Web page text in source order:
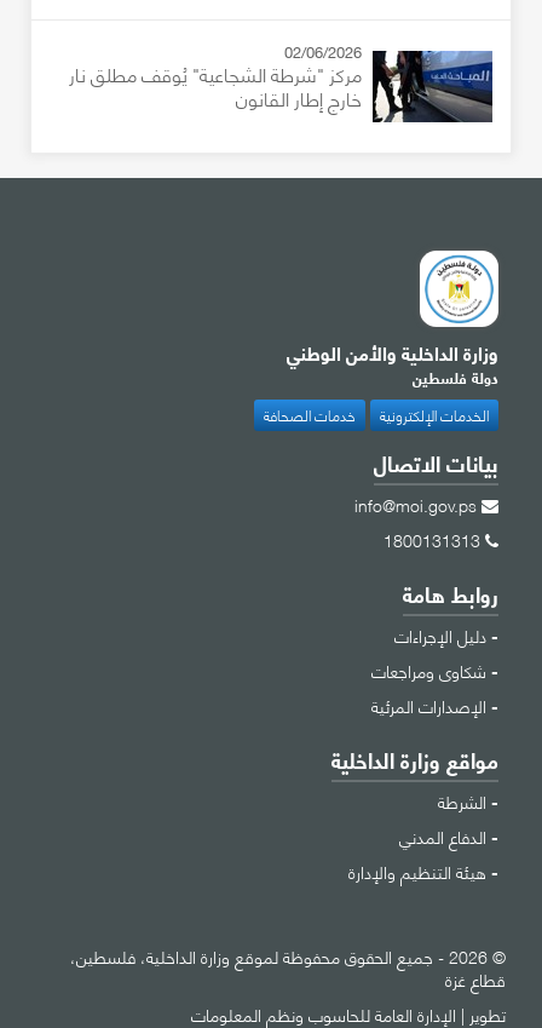
02/06/2026
مركز "شرطة الشجاعية" يُوقف مطلق نار
خارج إطار القانون
وزارة الداخلية والأمن الوطني
دولة فلسطين
الخدمات الإلكترونية خدمات الصحافة
بيانات الاتصال
info@moi.gov.ps
روابط هامة
دليل الإجراءات
شكاوى ومراجعات
الإصدارات المرئية
مواقع وزارة الداخلية
الشرطة
الدفاع المدني
هيئة التنظيم والإدارة
© 2026 - جميع الحقوق محفوظة لموقع وزارة الداخلية، فلسطين،
قطاع غزة
تطوير | الإدارة العامة للحاسوب ونظم المعلومات